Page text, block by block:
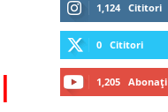
1,124 Cititori
0 Cititori
1,205 Abonați